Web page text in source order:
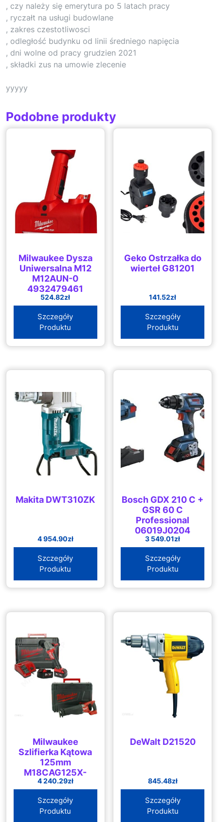
, czy należy się emerytura po 5 latach pracy
, ryczałt na usługi budowlane
, zakres czestotliwosci
, odległość budynku od linii średniego napięcia
, dni wolne od pracy grudzien 2021
, składki zus na umowie zlecenie
yyyyy
Podobne produkty
Milwaukee Dysza
Uniwersalna M12
M12AUN-0
4932479461
524.82zł
Szczegóły
Produktu
Geko Ostrzałka do
wierteł G81201
141.52zł
Szczegóły
Produktu
Makita DWT310ZK
4 954.90zł
Szczegóły
Produktu
Bosch GDX 210 C +
GSR 60 C
Professional
06019J0204
3 549.01zł
Szczegóły
Produktu
Milwaukee
Szlifierka Kątowa
125mm
M18CAG125X-
502X + Piła
M18CSX-0X
4 240.29zł
Szczegóły
Produktu
DeWalt D21520
845.48zł
Szczegóły
Produktu